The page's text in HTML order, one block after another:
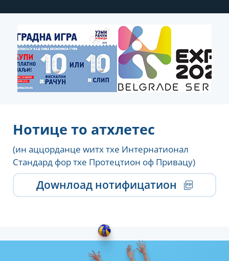
Нотице то атхлетес
(ин аццорданце wитх тхе Интернатионал
Стандард фор тхе Протецтион оф Привацy)
Доwнлоад нотифицатион